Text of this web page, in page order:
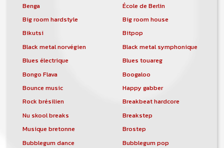
Benga
École de Berlin
Big room hardstyle
Big room house
Bikutsi
Bitpop
Black metal norvégien
Black metal symphonique
Blues électrique
Blues touareg
Bongo Flava
Boogaloo
Bounce music
Happy gabber
Rock brésilien
Breakbeat hardcore
Nu skool breaks
Breakstep
Musique bretonne
Brostep
Bubblegum dance
Bubblegum pop